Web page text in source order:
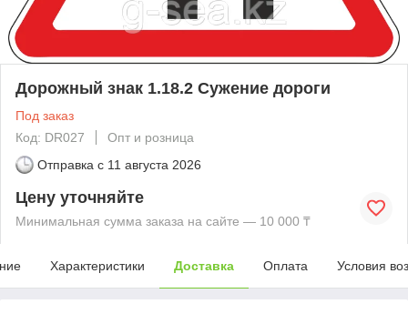
Дорожный знак 1.18.2 Сужение дороги
Под заказ
Код: DR027
Опт и розница
Отправка с 11 августа 2026
Цену уточняйте
Минимальная сумма заказа на сайте — 10 000 ₸
Характеристики Доставка Оплата Условия